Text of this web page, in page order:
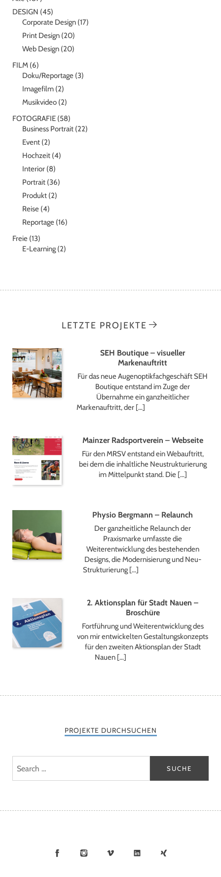
DESIGN (45)
Corporate Design (17)
Print Design (20)
Web Design (20)
FILM (6)
Doku/Reportage (3)
Imagefilm (2)
Musikvideo (2)
FOTOGRAFIE (58)
Business Portrait (22)
Event (2)
Hochzeit (4)
Interior (8)
Portrait (36)
Produkt (2)
Reise (4)
Reportage (16)
Freie (13)
E-Learning (2)
LETZTE PROJEKTE
SEH Boutique – visueller
Markenauftritt
Für das neue Augenoptikfachgeschäft SEH
Boutique entstand im Zuge der
Übernahme ein ganzheitlicher
Markenauftritt, der […]
Mainzer Radsportverein – Webseite
Für den MRSV entstand ein Webauftritt,
bei dem die inhaltliche Neustrukturierung
im Mittelpunkt stand. Die […]
Physio Bergmann – Relaunch
Der ganzheitliche Relaunch der
Praxismarke umfasste die
Weiterentwicklung des bestehenden
Designs, die Modernisierung und Neu-
Strukturierung […]
2. Aktionsplan für Stadt Nauen –
Broschüre
Fortführung und Weiterentwicklung des
von mir entwickelten Gestaltungskonzepts
für den zweiten Aktionsplan der Stadt
Nauen […]
PROJEKTE DURCHSUCHEN